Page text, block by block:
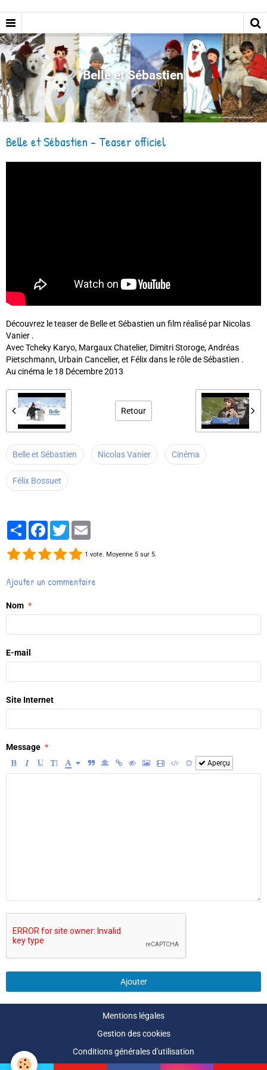
Belle et Sébastien
Belle et Sébastien - Teaser officiel
Découvrez le teaser de Belle et Sébastien un film réalisé par Nicolas
Vanier .
Avec Tcheky Karyo, Margaux Chatelier, Dimitri Storoge, Andréas
Pietschmann, Urbain Cancelier, et Félix dans le rôle de Sébastien .
Au cinéma le 18 Décembre 2013
Retour
Belle et Sébastien Nicolas Vanier Cinéma
Félix Bossuet
PartagerFacebook
Twitter
1 vote. Moyenne 5 sur 5.
Ajouter un commentaire
Nom
E-mail
Site Internet
Message
Aperçu
Ajouter
Mentions légales
Gestion des cookies
Conditions générales d'utilisation